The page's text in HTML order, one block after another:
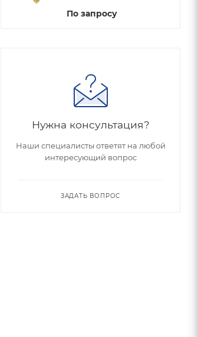
По запросу
Нужна консультация?
Наши специалисты ответят на любой
интересующий вопрос
ЗАДАТЬ ВОПРОС